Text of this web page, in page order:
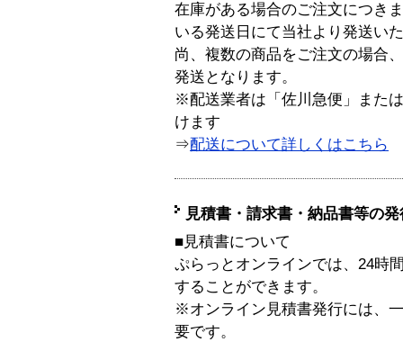
在庫がある場合のご注文につき
いる発送日にて当社より発送い
尚、複数の商品をご注文の場合
発送となります。
※配送業者は「佐川急便」また
けます
⇒配送について詳しくはこちら
見積書・請求書・納品書等の
■見積書について
ぷらっとオンラインでは、24時
することができます。
※オンライン見積書発行には、
要です。